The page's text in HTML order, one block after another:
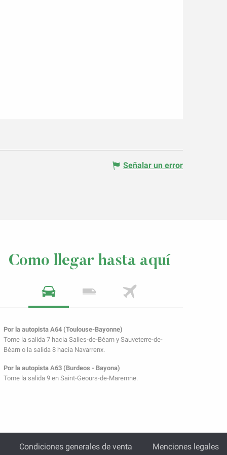
Señalar un error
Como llegar hasta aquí
Por la autopista A64 (Toulouse-Bayonne)
Tome la salida 7 hacia Salies-de-Béarn y Sauveterre-de-
Béarn o la salida 8 hacia Navarrenx.
Por la autopista A63 (Burdeos - Bayona)
Tome la salida 9 en Saint-Geours-de-Maremne.
Condiciones generales de venta Menciones legales